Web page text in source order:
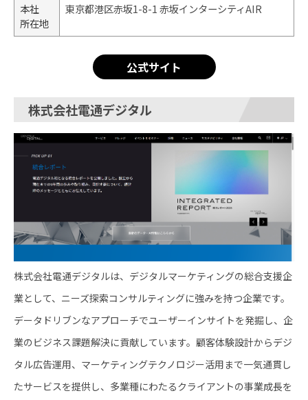
本社
所在地
東京都港区赤坂1-8-1 赤坂インターシティAIR
公式サイト
株式会社電通デジタル
株式会社電通デジタルは、デジタルマーケティングの総合支援企
業として、ニーズ探索コンサルティングに強みを持つ企業です。
データドリブンなアプローチでユーザーインサイトを発掘し、企
業のビジネス課題解決に貢献しています。顧客体験設計からデジ
タル広告運用、マーケティングテクノロジー活用まで一気通貫し
たサービスを提供し、多業種にわたるクライアントの事業成長を